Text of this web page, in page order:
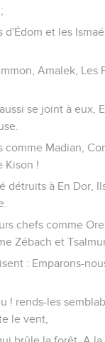
d'Édom et les
Amalek, Les
se joint à eux,
comme Madian,
Kison !
détruits à En Dor,
chefs comme
Zébach et
: Emparons-
! rends-les
le vent,